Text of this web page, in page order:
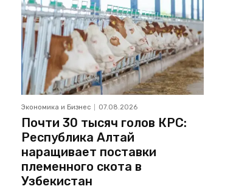
Экономика и Бизнес 07.08.2026
Почти 30 тысяч голов КРС:
Республика Алтай
наращивает поставки
племенного скота в
Узбекистан